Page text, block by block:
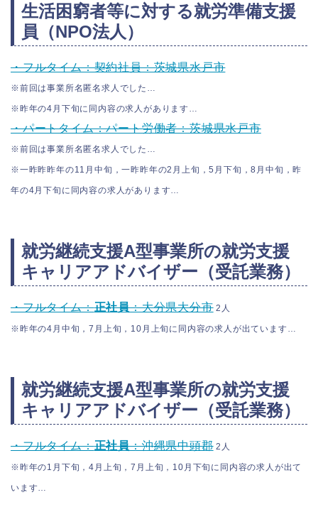
生活困窮者等に対する就労準備支援
員（NPO法人）
・フルタイム：契約社員：茨城県水戸市
※前回は事業所名匿名求人でした…
※昨年の4月下旬に同内容の求人があります…
・パートタイム：パート労働者：茨城県水戸市
※前回は事業所名匿名求人でした…
※一昨昨昨年の11月中旬，一昨昨年の2月上旬，5月下旬，8月中旬，昨
年の4月下旬に同内容の求人があります…
就労継続支援A型事業所の就労支援
キャリアアドバイザー（受託業務）
・フルタイム：正社員：大分県大分市2人
※昨年の4月中旬，7月上旬，10月上旬に同内容の求人が出ています…
就労継続支援A型事業所の就労支援
キャリアアドバイザー（受託業務）
・フルタイム：正社員：沖縄県中頭郡2人
※昨年の1月下旬，4月上旬，7月上旬，10月下旬に同内容の求人が出て
います…